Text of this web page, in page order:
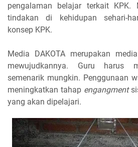
pengalaman belajar terkait KPK.
tindakan di kehidupan sehari-
konsep KPK.
Media DAKOTA merupakan
mewujudkannya. Guru harus
semenarik mungkin. Penggunaan
meningkatkan tahap engangment
yang akan dipelajari.